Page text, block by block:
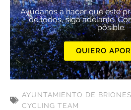
Ayúdanos a hacer que este
de todos, siga adelante.
posible.
QUIERO
AYUNTAMIENTO DE BRIONES
CYCLING TEAM